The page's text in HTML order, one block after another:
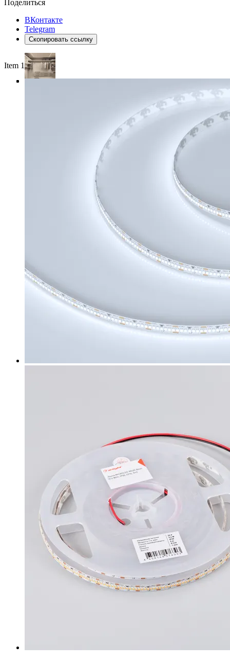
Поделиться
ВКонтакте
Telegram
Скопировать ссылку
Item 1 of 4